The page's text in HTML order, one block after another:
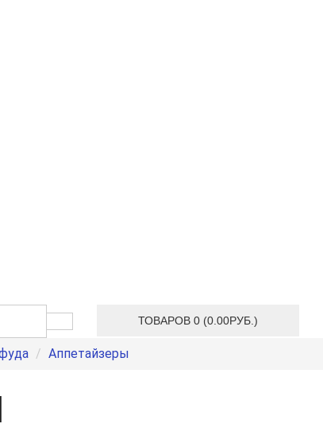
ТОВАРОВ 0 (0.00РУБ.)
Аппетайзеры